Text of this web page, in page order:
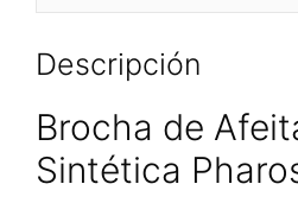
Descripción
Brocha de
Sintética